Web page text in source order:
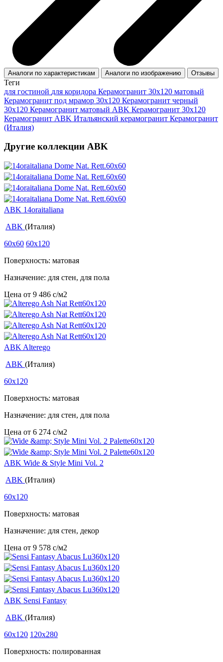
Аналоги по характеристикам Аналоги по изображению Отзывы
Теги
для гостиной для коридора Керамогранит 30x120 матовый
Керамогранит под мрамор 30x120 Керамогранит черный
30x120 Керамогранит матовый ABK Керамогранит 30x120
Керамогранит ABK Итальянский керамогранит Керамогранит
(Италия)
Другие коллекции ABK
ABK 14oraitaliana
ABK (Италия)
60x60 60x120
Поверхность: матовая
Назначение: для стен, для пола
Цена от 9 486 c/м2
ABK Alterego
ABK (Италия)
60x120
Поверхность: матовая
Назначение: для стен, для пола
Цена от 6 274 c/м2
ABK Wide & Style Mini Vol. 2
ABK (Италия)
60x120
Поверхность: матовая
Назначение: для стен, декор
Цена от 9 578 c/м2
ABK Sensi Fantasy
ABK (Италия)
60x120 120x280
Поверхность: полированная